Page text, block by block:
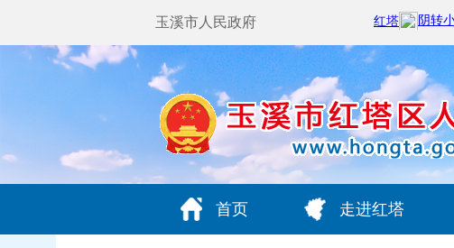
玉溪市人民政府
首页 走进红塔